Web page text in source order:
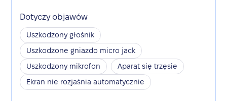
Dotyczy objawów
Uszkodzony głośnik
Uszkodzone gniazdo micro jack
Uszkodzony mikrofon
Aparat się trzęsie
Ekran nie rozjaśnia automatycznie